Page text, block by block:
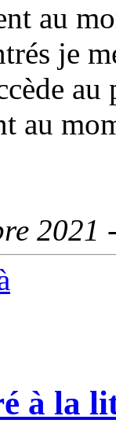
au
je
au
2021
à la